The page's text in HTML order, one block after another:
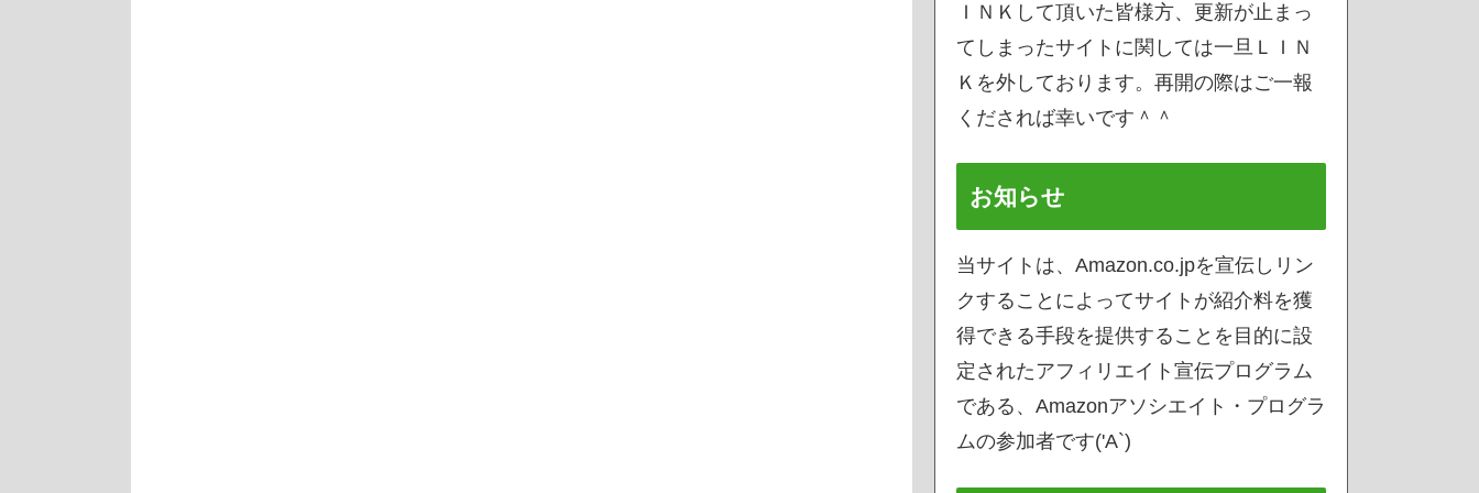
ＩＮＫして頂いた皆様方、更新が止まっ
てしまったサイトに関しては一旦ＬＩＮ
Ｋを外しております。再開の際はご一報
くだされば幸いです＾＾
お知らせ
当サイトは、Amazon.co.jpを宣伝しリン
クすることによってサイトが紹介料を獲
得できる手段を提供することを目的に設
定されたアフィリエイト宣伝プログラム
である、Amazonアソシエイト・プログラ
ムの参加者です('A`)